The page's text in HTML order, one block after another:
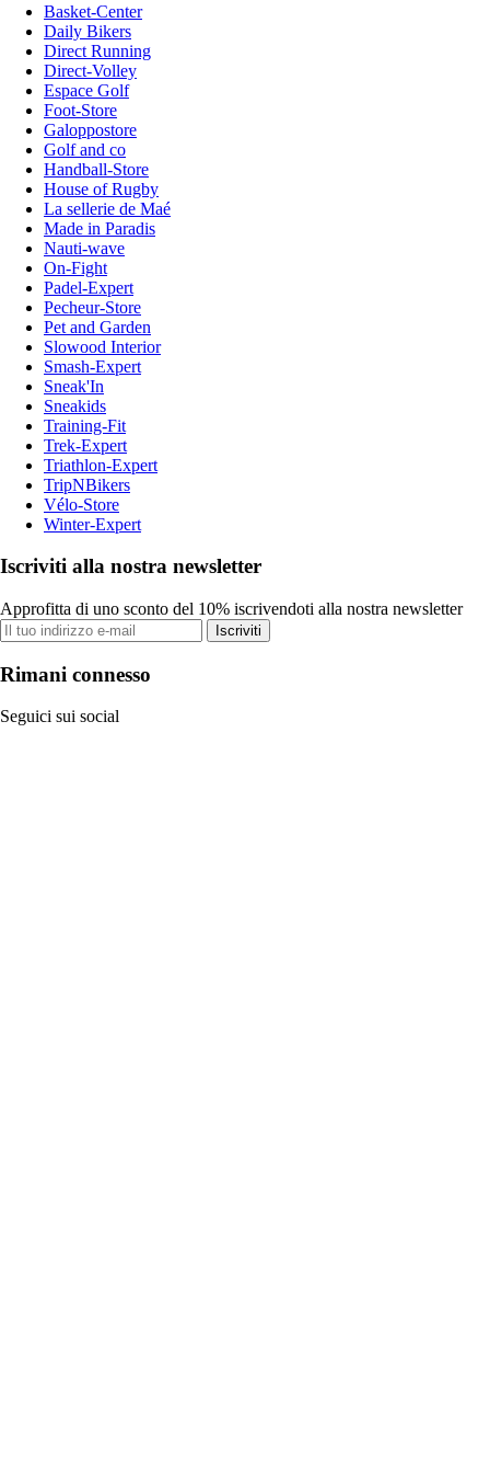
Basket-Center
Daily Bikers
Direct Running
Direct-Volley
Espace Golf
Foot-Store
Galoppostore
Golf and co
Handball-Store
House of Rugby
La sellerie de Maé
Made in Paradis
Nauti-wave
On-Fight
Padel-Expert
Pecheur-Store
Pet and Garden
Slowood Interior
Smash-Expert
Sneak'In
Sneakids
Training-Fit
Trek-Expert
Triathlon-Expert
TripNBikers
Vélo-Store
Winter-Expert
Iscriviti alla nostra newsletter
Approfitta di uno sconto del 10% iscrivendoti alla nostra newsletter
Iscriviti
Rimani connesso
Seguici sui social